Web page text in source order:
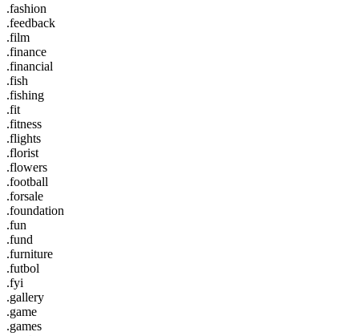
.fashion
.feedback
.film
.finance
.financial
.fish
.fishing
.fit
.fitness
.flights
.florist
.flowers
.football
.forsale
.foundation
.fun
.fund
.furniture
.futbol
.fyi
.gallery
.game
.games